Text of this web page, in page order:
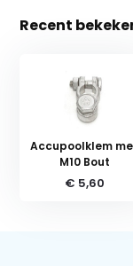
Recent
Accupoolklem
M10 Bout
€ 5,60